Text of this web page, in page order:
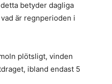
betyder dagliga
är regnperioden i
plötsligt, vinden
ibland endast 5